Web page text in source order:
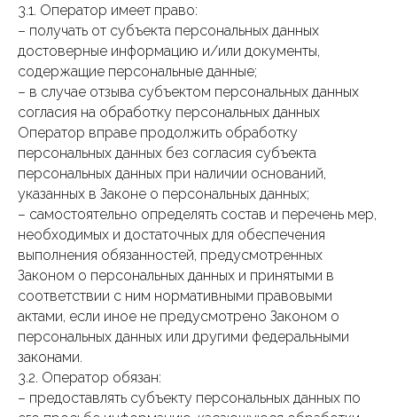
3.1. Оператор имеет право:
– получать от субъекта персональных данных
достоверные информацию и/или документы,
содержащие персональные данные;
– в случае отзыва субъектом персональных данных
согласия на обработку персональных данных
Оператор вправе продолжить обработку
персональных данных без согласия субъекта
персональных данных при наличии оснований,
указанных в Законе о персональных данных;
– самостоятельно определять состав и перечень мер,
необходимых и достаточных для обеспечения
выполнения обязанностей, предусмотренных
Законом о персональных данных и принятыми в
соответствии с ним нормативными правовыми
актами, если иное не предусмотрено Законом о
персональных данных или другими федеральными
законами.
3.2. Оператор обязан:
– предоставлять субъекту персональных данных по